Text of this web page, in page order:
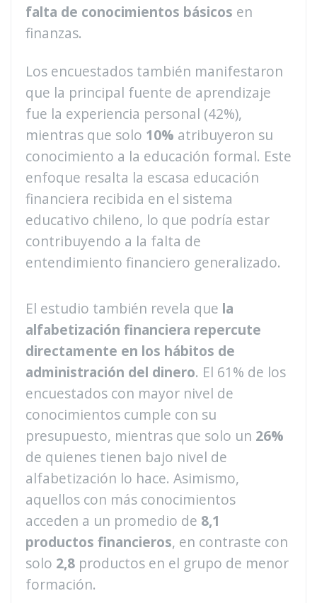
falta de conocimientos básicos en
finanzas.
Los encuestados también manifestaron
que la principal fuente de aprendizaje
fue la experiencia personal (42%),
mientras que solo 10% atribuyeron su
conocimiento a la educación formal. Este
enfoque resalta la escasa educación
financiera recibida en el sistema
educativo chileno, lo que podría estar
contribuyendo a la falta de
entendimiento financiero generalizado.
El estudio también revela que la
alfabetización financiera repercute
directamente en los hábitos de
administración del dinero. El 61% de los
encuestados con mayor nivel de
conocimientos cumple con su
presupuesto, mientras que solo un 26%
de quienes tienen bajo nivel de
alfabetización lo hace. Asimismo,
aquellos con más conocimientos
acceden a un promedio de 8,1
productos financieros, en contraste con
solo 2,8 productos en el grupo de menor
formación.